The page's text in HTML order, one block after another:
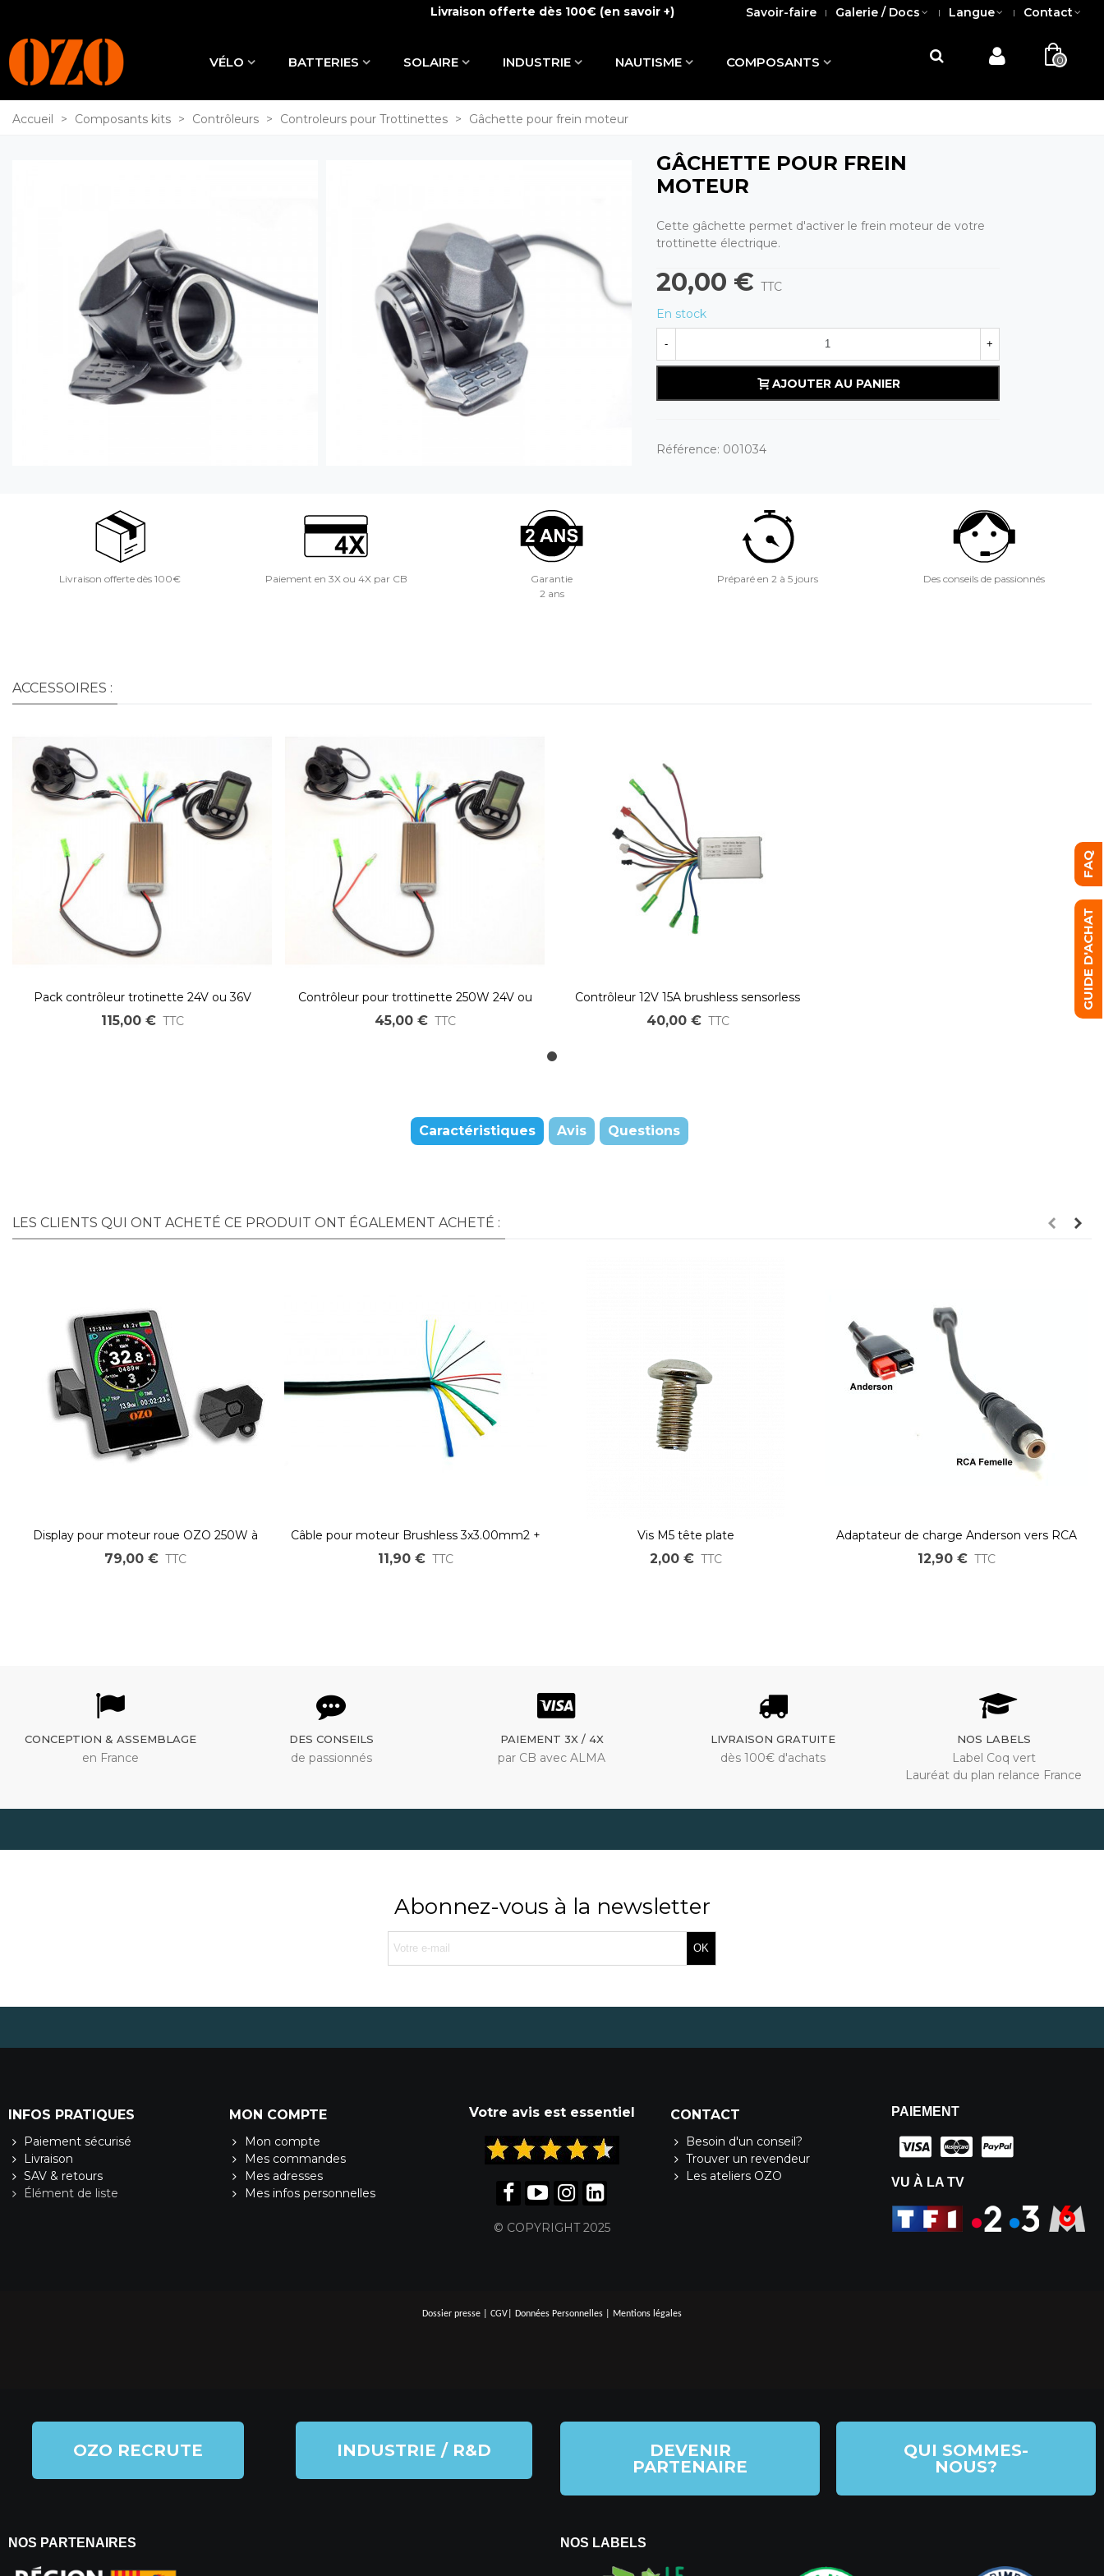
Livraison offerte dès 100€ (en savoir +) Savoir-faire Galerie / Docs Langue Contact
VÉLO BATTERIES SOLAIRE INDUSTRIE NAUTISME COMPOSANTS 0
Accueil > Composants kits > Contrôleurs > Controleurs pour Trottinettes > Gâchette pour frein moteur
GÂCHETTE POUR FREIN
MOTEUR
Cette gâchette permet d'activer le frein moteur de votre
trottinette électrique.
20,00 € TTC
En stock
- +
AJOUTER AU PANIER
Référence: 001034
Livraison offerte dès 100€ Paiement en 3X ou 4X par CB
Garantie
2 ans
Préparé en 2 à 5 jours Des conseils de passionnés
ACCESSOIRES :
Pack contrôleur trotinette 24V ou 36V
115,00 € TTC
Contrôleur pour trottinette 250W 24V ou
36V 13A sensored
45,00 € TTC
Contrôleur 12V 15A brushless sensorless
40,00 € TTC
Caractéristiques Avis Questions
LES CLIENTS QUI ONT ACHETÉ CE PRODUIT ONT ÉGALEMENT ACHETÉ :
Display pour moteur roue OZO 250W à
750W 5S
79,00 € TTC
Câble pour moteur Brushless 3x3.00mm2 +
8x0,20mm2
11,90 € TTC
Vis M5 tête plate
2,00 € TTC
Adaptateur de charge Anderson vers RCA
Femelle
12,90 € TTC
CONCEPTION & ASSEMBLAGE
en France
DES CONSEILS
de passionnés
PAIEMENT 3X / 4X
par CB avec ALMA
LIVRAISON GRATUITE
dès 100€ d'achats
NOS LABELS
Label Coq vert
Lauréat du plan relance France
Abonnez-vous à la newsletter
OK
INFOS PRATIQUES
Paiement sécurisé
Livraison
SAV & retours
Élément de liste
MON COMPTE
Mon compte
Mes commandes
Mes adresses
Mes infos personnelles
Votre avis est essentiel
© COPYRIGHT 2025
CONTACT
Besoin d'un conseil?
Trouver un revendeur
Les ateliers OZO
PAIEMENT
VU À LA TV
Dossier presse CGV Données Personnelles Mentions légales
OZO RECRUTE INDUSTRIE / R&D
DEVENIR
PARTENAIRE
QUI SOMMES-
NOUS?
NOS PARTENAIRES NOS LABELS
FAQ
GUIDE D'ACHAT